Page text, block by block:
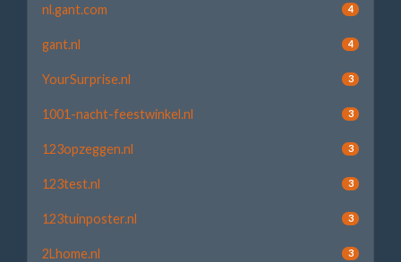
nl.gant.com 4
gant.nl 4
YourSurprise.nl 3
1001-nacht-feestwinkel.nl 3
123opzeggen.nl 3
123test.nl 3
123tuinposter.nl 3
2Lhome.nl 3